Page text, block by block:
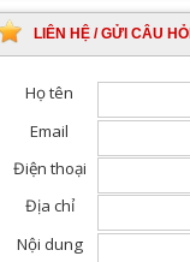
LIÊN HỆ / GỬI CÂU HỎI